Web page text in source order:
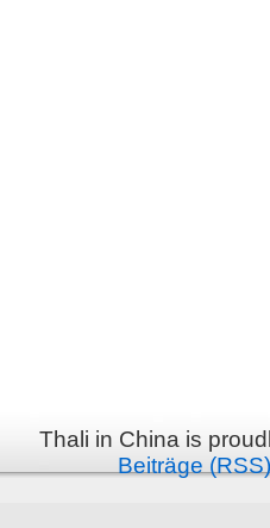
Thali in China is
Beiträge (RSS)